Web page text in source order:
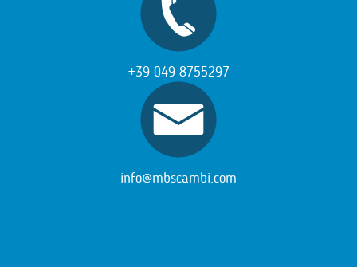
+39 049 8755297
info@mbscambi.com